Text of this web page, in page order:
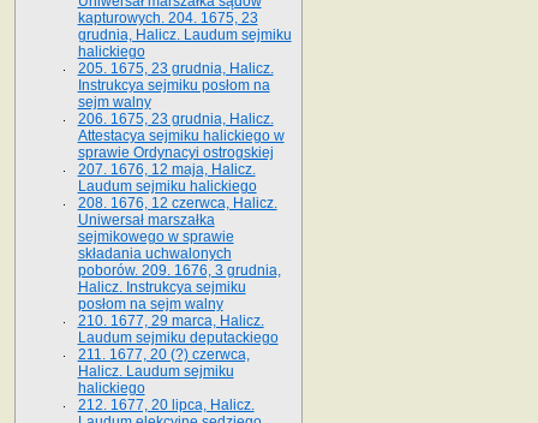
kapturowych. 204. 1675, 23
grudnia, Halicz. Laudum sejmiku
halickiego
205. 1675, 23 grudnia, Halicz.
Instrukcya sejmiku posłom na
sejm walny
206. 1675, 23 grudnia, Halicz.
Attestacya sejmiku halickiego w
sprawie Ordynacyi ostrogskiej
207. 1676, 12 maja, Halicz.
Laudum sejmiku halickiego
208. 1676, 12 czerwca, Halicz.
Uniwersał marszałka
sejmikowego w sprawie
składania uchwalonych
poborów. 209. 1676, 3 grudnia,
Halicz. Instrukcya sejmiku
posłom na sejm walny
210. 1677, 29 marca, Halicz.
Laudum sejmiku deputackiego
211. 1677, 20 (?) czerwca,
Halicz. Laudum sejmiku
halickiego
212. 1677, 20 lipca, Halicz.